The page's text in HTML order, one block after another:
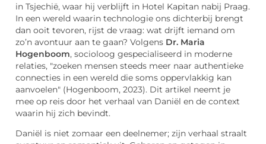
in Tsjechië, waar hij verblijft in Hotel Kapitan nabij Praag.
In een wereld waarin technologie ons dichterbij brengt
dan ooit tevoren, rijst de vraag: wat drijft iemand om
zo’n avontuur aan te gaan? Volgens Dr. Maria
Hogenboom, socioloog gespecialiseerd in moderne
relaties, "zoeken mensen steeds meer naar authentieke
connecties in een wereld die soms oppervlakkig kan
aanvoelen" (Hogenboom, 2023). Dit artikel neemt je
mee op reis door het verhaal van Daniël en de context
waarin hij zich bevindt.
Daniël is niet zomaar een deelnemer; zijn verhaal straalt